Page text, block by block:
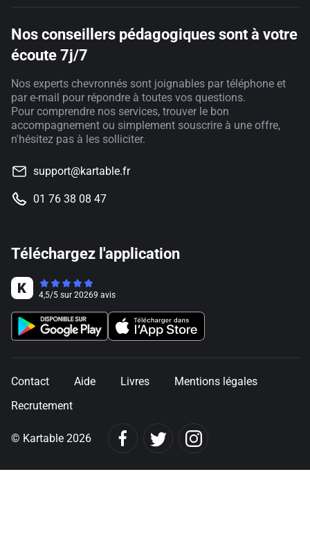
Nos conseillers pédagogiques sont à votre
écoute 7j/7
Nos experts chevronnés sont joignables par téléphone et
par e-mail pour répondre à toutes vos questions.
Pour comprendre nos services, trouver le bon
accompagnement ou simplement souscrire à une offre,
n'hésitez pas à les solliciter.
support@kartable.fr
01 76 38 08 47
Téléchargez l'application
4,5/5 sur 20269 avis
Contact Aide Livres
Mentions légales
Recrutement
© Kartable 2026